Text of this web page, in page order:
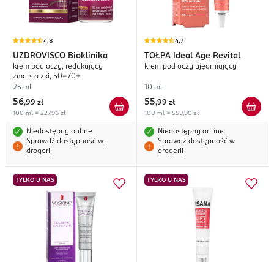
4,8
UZDROVISCO Bioklinika
krem pod oczy, redukujący
zmarszczki, 50-70+
25 ml
56,99 zł
100 ml = 227,96 zł
Niedostępny online
Sprawdź dostępność w
drogerii
4,7
TOŁPA Ideal Age Revital
krem pod oczy ujędrniający
10 ml
55,99 zł
100 ml = 559,90 zł
Niedostępny online
Sprawdź dostępność w
drogerii
TYLKO U NAS TYLKO U NAS